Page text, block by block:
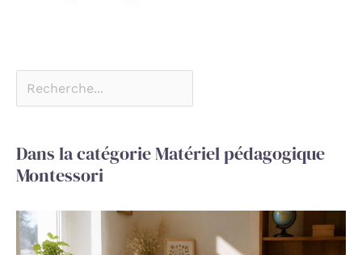
Dans la catégorie Matériel pédagogique
Montessori